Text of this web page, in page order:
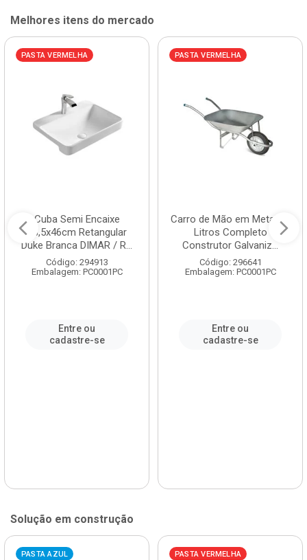
Melhores itens do mercado
PASTA VERMELHA
Cuba Semi Encaixe
58,5x46cm Retangular
Duke Branca DIMAR / R...
Código: 294913
Embalagem: PC0001PC
Entre ou
cadastre-se
PASTA VERMELHA
Carro de Mão em Metal 60
Litros Completo
Construtor Galvaniz...
Código: 296641
Embalagem: PC0001PC
Entre ou
cadastre-se
Solução em construção
PASTA AZUL PASTA VERMELHA